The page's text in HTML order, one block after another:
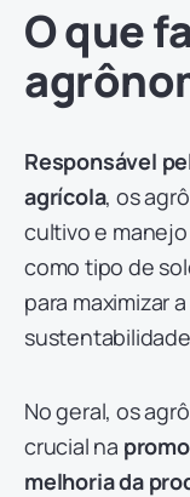
O que
Responsável
agrícola, os
cultivo e
como tipo de
para maximizar
No geral, os
crucial na
melhoria da